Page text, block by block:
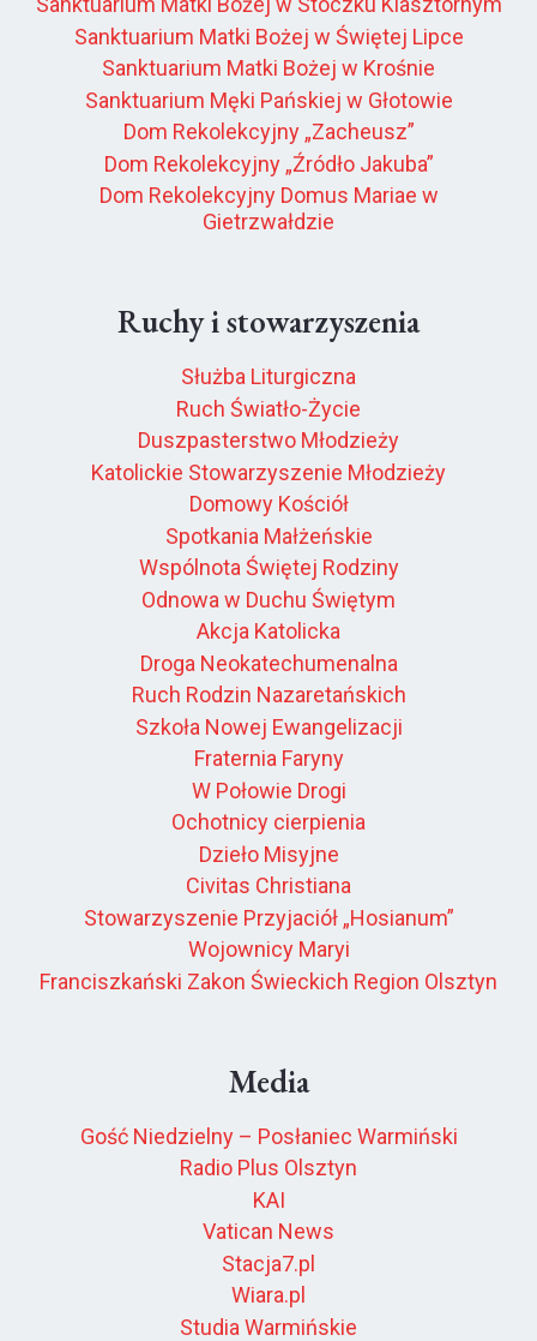
Sanktuarium Matki Bożej w Świętej Lipce
Sanktuarium Matki Bożej w Krośnie
Sanktuarium Męki Pańskiej w Głotowie
Dom Rekolekcyjny „Zacheusz”
Dom Rekolekcyjny „Źródło Jakuba”
Dom Rekolekcyjny Domus Mariae w
Gietrzwałdzie
Ruchy i stowarzyszenia
Służba Liturgiczna
Ruch Światło-Życie
Duszpasterstwo Młodzieży
Katolickie Stowarzyszenie Młodzieży
Domowy Kościół
Spotkania Małżeńskie
Wspólnota Świętej Rodziny
Odnowa w Duchu Świętym
Akcja Katolicka
Droga Neokatechumenalna
Ruch Rodzin Nazaretańskich
Szkoła Nowej Ewangelizacji
Fraternia Faryny
W Połowie Drogi
Ochotnicy cierpienia
Dzieło Misyjne
Civitas Christiana
Stowarzyszenie Przyjaciół „Hosianum”
Wojownicy Maryi
Franciszkański Zakon Świeckich Region Olsztyn
Media
Gość Niedzielny – Posłaniec Warmiński
Radio Plus Olsztyn
KAI
Vatican News
Stacja7.pl
Wiara.pl
Studia Warmińskie